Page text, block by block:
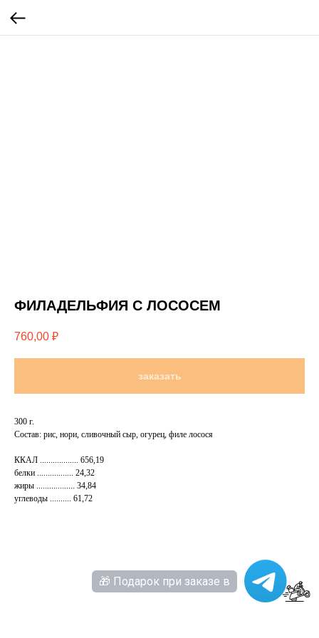
ФИЛАДЕЛЬФИЯ С ЛОСОСЕМ
760,00 ₽
заказать
300 г.
Состав: рис, нори, сливочный сыр, огурец, филе лосося
ККАЛ .................. 656,19
белки ................. 24,32
жиры .................. 34,84
углеводы .......... 61,72